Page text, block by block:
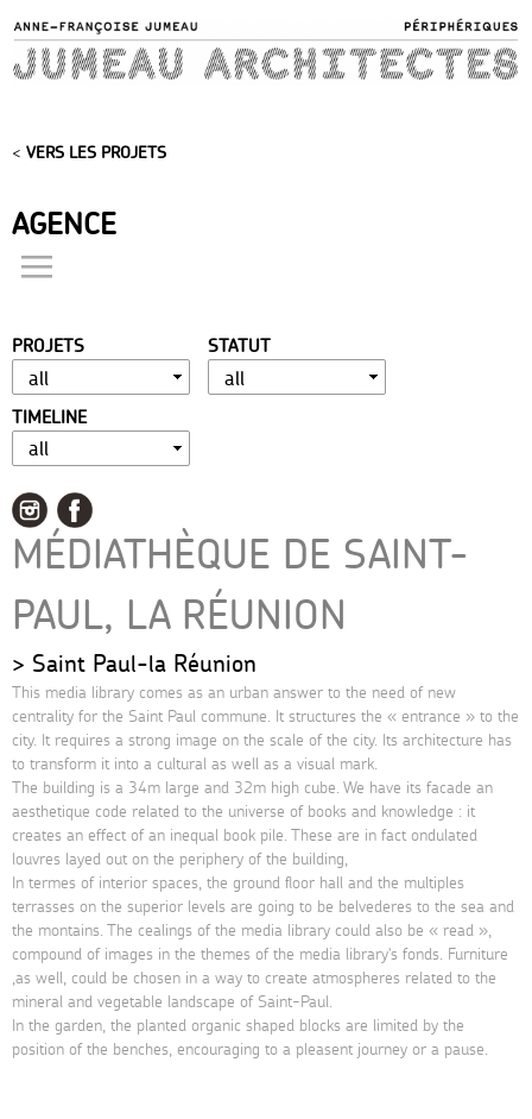
main
content
< VERS LES PROJETS
AGENCE
présentation
distinctions
publications
portfolio
contact
PROJETS STATUT
TIMELINE
MÉDIATHÈQUE DE SAINT-
PAUL, LA RÉUNION
Saint Paul-la Réunion
This media library comes as an urban answer to the need of new
centrality for the Saint Paul commune. It structures the « entrance » to the
city. It requires a strong image on the scale of the city. Its architecture has
to transform it into a cultural as well as a visual mark.
The building is a 34m large and 32m high cube. We have its facade an
aesthetique code related to the universe of books and knowledge : it
creates an effect of an inequal book pile. These are in fact ondulated
louvres layed out on the periphery of the building,
In termes of interior spaces, the ground floor hall and the multiples
terrasses on the superior levels are going to be belvederes to the sea and
the montains. The cealings of the media library could also be « read »,
compound of images in the themes of the media library's fonds. Furniture
,as well, could be chosen in a way to create atmospheres related to the
mineral and vegetable landscape of Saint-Paul.
In the garden, the planted organic shaped blocks are limited by the
position of the benches, encouraging to a pleasent journey or a pause.